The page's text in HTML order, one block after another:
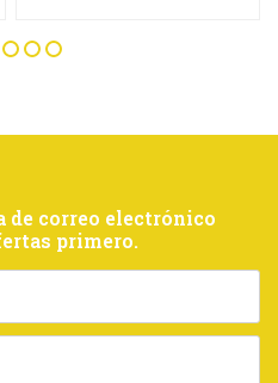
de correo electrónico
primero.